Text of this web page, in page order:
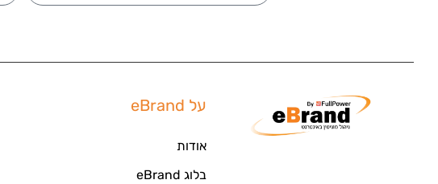
על eBrand
אודות
בלוג eBrand